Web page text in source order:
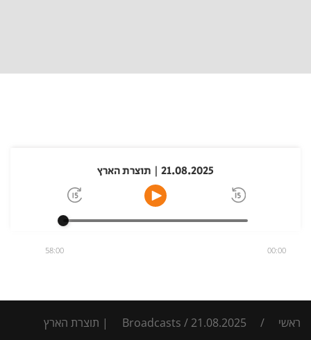
21.08.2025 | תוצרת הארץ
00:00
58:00
ראשי /
Broadcasts / 21.08.2025 | תוצרת הארץ